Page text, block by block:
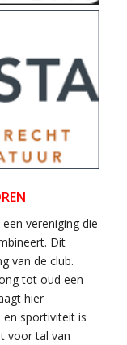
vereniging die
Dit
van de club.
tot oud een
hier
en sportiviteit is
voor tal van